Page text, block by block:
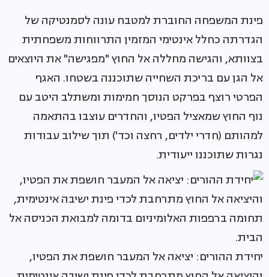
פינת המשפחה החוברת למטבח עונה לסמנטיקה של
הגדרתה כחלל אינטימי המזמין התרווחות משפחתית
בצוותא, והגישה מחללה אל החוץ "מפגישה" את היוצאים
אל הגן עם בריכת השחייה שתוכננה בשטחו. האגף
הפרטי רוצף בפרקט הנוסך חמימות ומשתלב היטב עם
נוף החוץ שמאציל הפטיו, והחדרים עוצבו בהתאמה
למהותם (חדרי ילדים, רחצה וכד') תוך שילוב עבודות
נגרות שתוכננו ייעודית.
יחידת ההורים: יציאה אל המעבר חושפת את הפטיו,